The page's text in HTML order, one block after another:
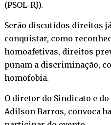
(PSOL-RJ).
Serão discutidos direitos
conquistar, como
homoafetivas, direitos
punam a discriminação,
homofobia.
O diretor do Sindicato e do
Adilson Barros, convoca